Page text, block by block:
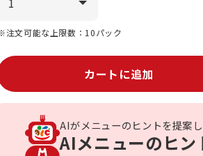
注文可能な上限数：10パック
カートに追加
AIがメニューのヒントを提案
AIメニューのヒン